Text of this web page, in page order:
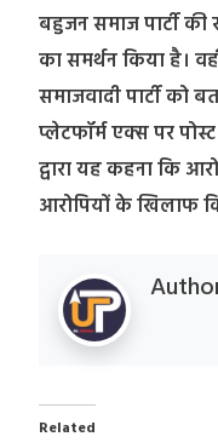
बहुजन समाज पार्टी की
का समर्थन किया है।
समाजवादी पार्टी को
प्लेटफॉर्म एक्स पर
द्वारा यह कहना कि
आरोपियों के खिलाफ
Related